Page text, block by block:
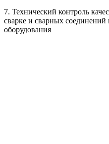
7. Технический контроль
сварке и сварных соединений
оборудования